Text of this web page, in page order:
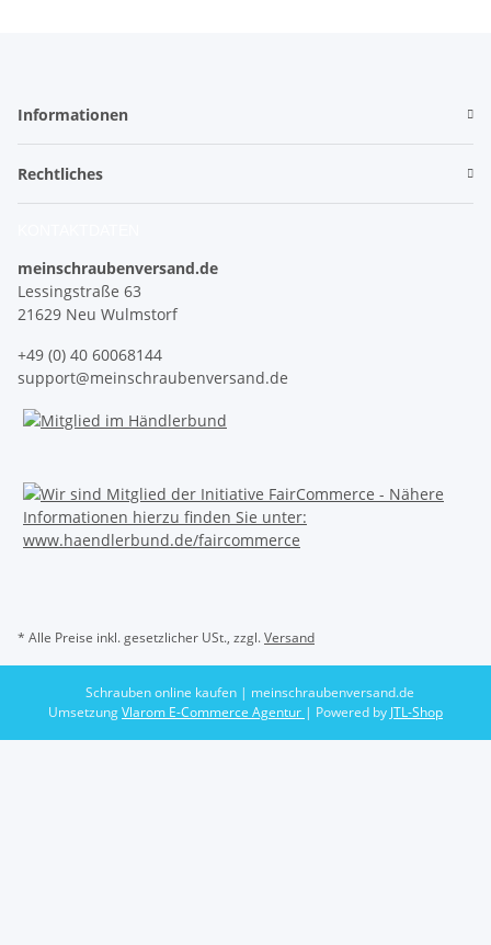
Informationen
Rechtliches
meinschraubenversand.de
Lessingstraße 63
21629 Neu Wulmstorf
+49 (0) 40 60068144
support@meinschraubenversand.de
* Alle Preise inkl. gesetzlicher USt., zzgl.Versand
Schrauben online kaufen | meinschraubenversand.de
UmsetzungVlarom E-Commerce Agentur | Powered by JTL-Shop